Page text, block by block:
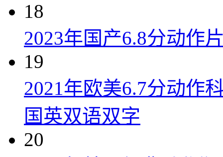
18
2023年国产6.8分动作
19
2021年欧美6.7分动作
国英双语双字
20